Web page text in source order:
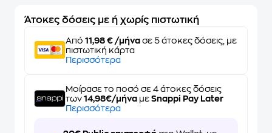
Άτοκες δόσεις με ή χωρίς πιστωτική
Από 11,98 € /μήνα σε 5 άτοκες δόσεις, με
πιστωτική κάρτα
Περισσότερα
Μοίρασε το ποσό σε 4 άτοκες δόσεις
των 14,98€/μήνα με Snappi Pay Later
Περισσότερα